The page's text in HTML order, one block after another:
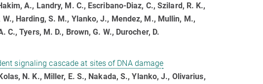
A., Landry, M. C., Escribano-Diaz, C., Szilard, R. K.,
Harding, S. M., Ylanko, J., Mendez, M., Mullin, M.,
C., Tyers, M. D., Brown, G. W., Durocher, D.
signaling cascade at sites of DNA damage
N. K., Miller, E. S., Nakada, S., Ylanko, J., Olivarius,